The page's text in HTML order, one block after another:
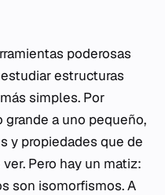
poderosas
estructuras
simples. Por
a uno pequeño,
y propiedades que de
Pero hay un matiz:
son isomorfismos. A